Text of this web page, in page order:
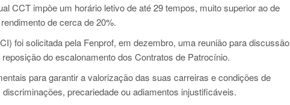
CCT impõe um horário letivo de até 29 tempos, muito superior ao de
de cerca de 20%.
foi solicitada pela Fenprof, em dezembro, uma reunião para discussão
do escalonamento dos Contratos de Patrocínio.
para garantir a valorização das suas carreiras e condições de
precariedade ou adiamentos injustificáveis.